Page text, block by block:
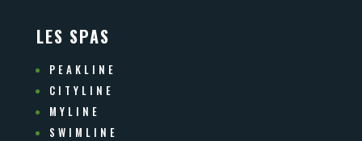
LES SPAS
PEAKLINE
CITYLINE
MYLINE
SWIMLINE